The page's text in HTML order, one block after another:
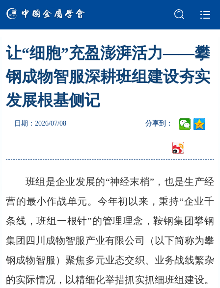
学会介绍 新闻中心
学术交流
科技奖励
让“细胞”充盈澎湃活力——攀
钢成物智服深耕班组建设夯实
发展根基侧记
日期：2026/07/08 分享到：
班组是企业发展的“神经末梢”，也是生产经
营的最小作战单元。今年初以来，秉持“企业千
条线，班组一根针”的管理理念，鞍钢集团攀钢
集团四川成物智服产业有限公司（以下简称为攀
钢成物智服）聚焦多元业态交织、业务战线繁杂
的实际情况，以精细化举措抓实抓细班组建设。